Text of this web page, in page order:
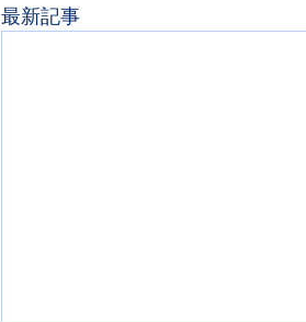
最新記事